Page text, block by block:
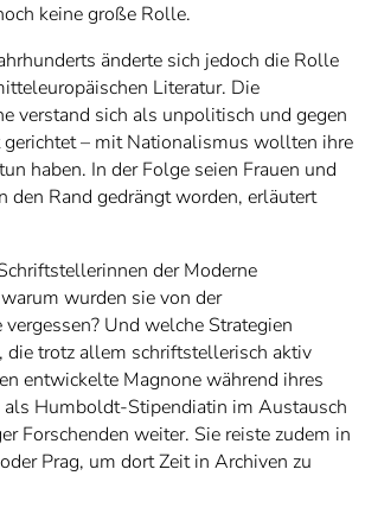
keine große Rolle.
änderte sich jedoch die Rolle
Literatur. Die
verstand sich als unpolitisch und gegen
– mit Nationalismus wollten ihre
haben. In der Folge seien Frauen und
den Rand gedrängt worden, erläutert
der Moderne
wurden sie von der
Und welche Strategien
die trotz allem schriftstellerisch aktiv
entwickelte Magnone während ihres
Humboldt-Stipendiatin im Austausch
Forschenden weiter. Sie reiste zudem in
Prag, um dort Zeit in Archiven zu